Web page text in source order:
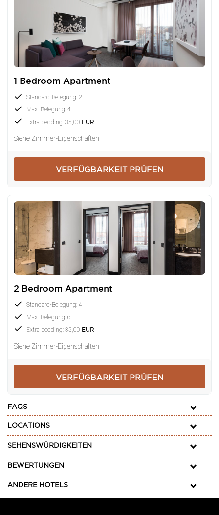
1 Bedroom Apartment
Standard-Belegung: 2
Max. Belegung: 4
Extra bedding: 35,00 EUR
Siehe Zimmer-Eigenschaften
VERFÜGBARKEIT PRÜFEN
2 Bedroom Apartment
Standard-Belegung: 4
Max. Belegung: 6
Extra bedding: 35,00 EUR
Siehe Zimmer-Eigenschaften
VERFÜGBARKEIT PRÜFEN
FAQS
LOCATIONS
SEHENSWÜRDIGKEITEN
BEWERTUNGEN
ANDERE HOTELS